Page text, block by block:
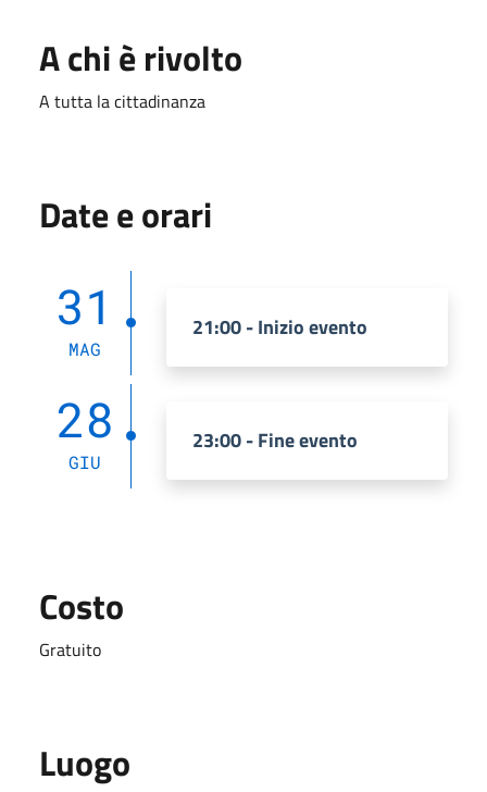
A chi è rivolto
A tutta la cittadinanza
Date e orari
31
MAG
21:00 - Inizio evento
28
GIU
23:00 - Fine evento
Costo
Gratuito
Luogo